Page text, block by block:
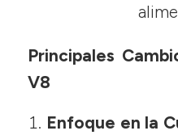
Principales
V8
Enfoque en la